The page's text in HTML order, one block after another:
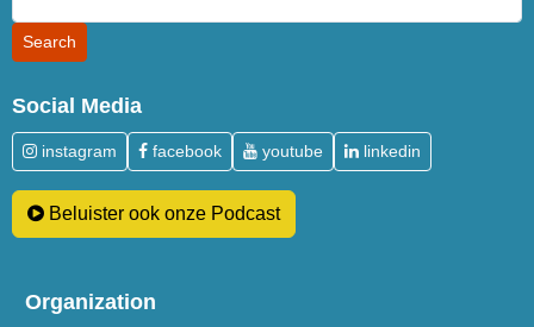
Social Media
instagram facebook youtube linkedin
Beluister ook onze Podcast
Organization